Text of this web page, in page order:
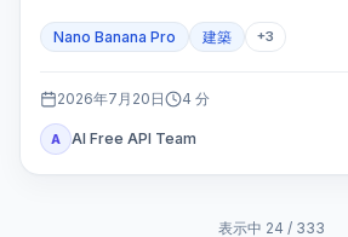
Nano Banana Pro 建築 +3
2026年7月20日 4 分
A AI Free API Team
表示中 24 / 333